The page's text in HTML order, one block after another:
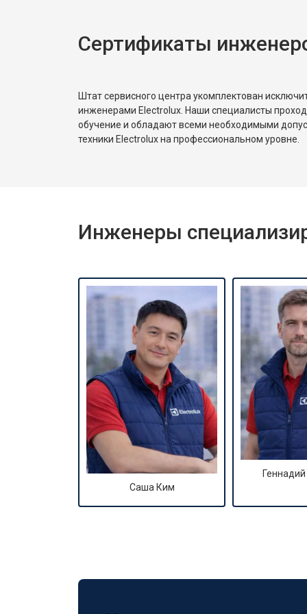
Ремонт или замена патрубка
Корпусный ремонт (замена
Замена щёток
Замена амортизаторов
Замена подшипников
Замена мотора
Ремонт/замена датчика
Замена ТЭН
Сертификаты
Штат сервисного центра укомплектован
инженерами Electrolux. Наши специалисты
обучение и обладают всеми необходимыми
техники Electrolux на профессиональном уровне.
Инженеры
Саша Ким